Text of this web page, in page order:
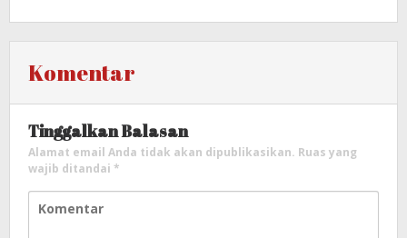
Komentar
Tinggalkan Balasan
Alamat email Anda tidak akan dipublikasikan. Ruas yang
wajib ditandai *